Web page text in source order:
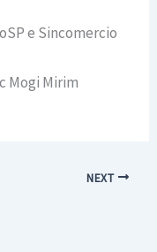
e Sincomercio
Mogi Mirim
NEXT